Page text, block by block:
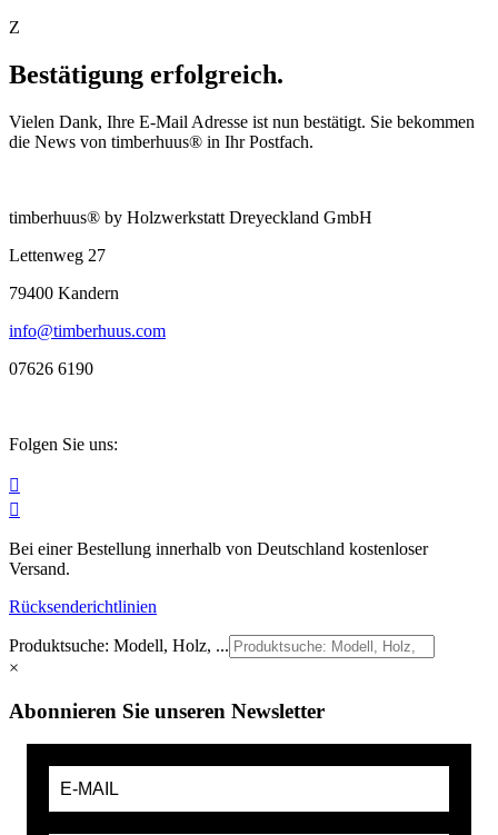
Z
Bestätigung erfolgreich.
Vielen Dank, Ihre E-Mail Adresse ist nun bestätigt. Sie bekommen
die News von timberhuus® in Ihr Postfach.
timberhuus® by Holzwerkstatt Dreyeckland GmbH
Lettenweg 27
79400 Kandern
info@timberhuus.com
07626 6190
Folgen Sie uns:


Bei einer Bestellung innerhalb von Deutschland kostenloser
Versand.
Rücksenderichtlinien
Produktsuche: Modell, Holz, ...
×
Abonnieren Sie unseren Newsletter